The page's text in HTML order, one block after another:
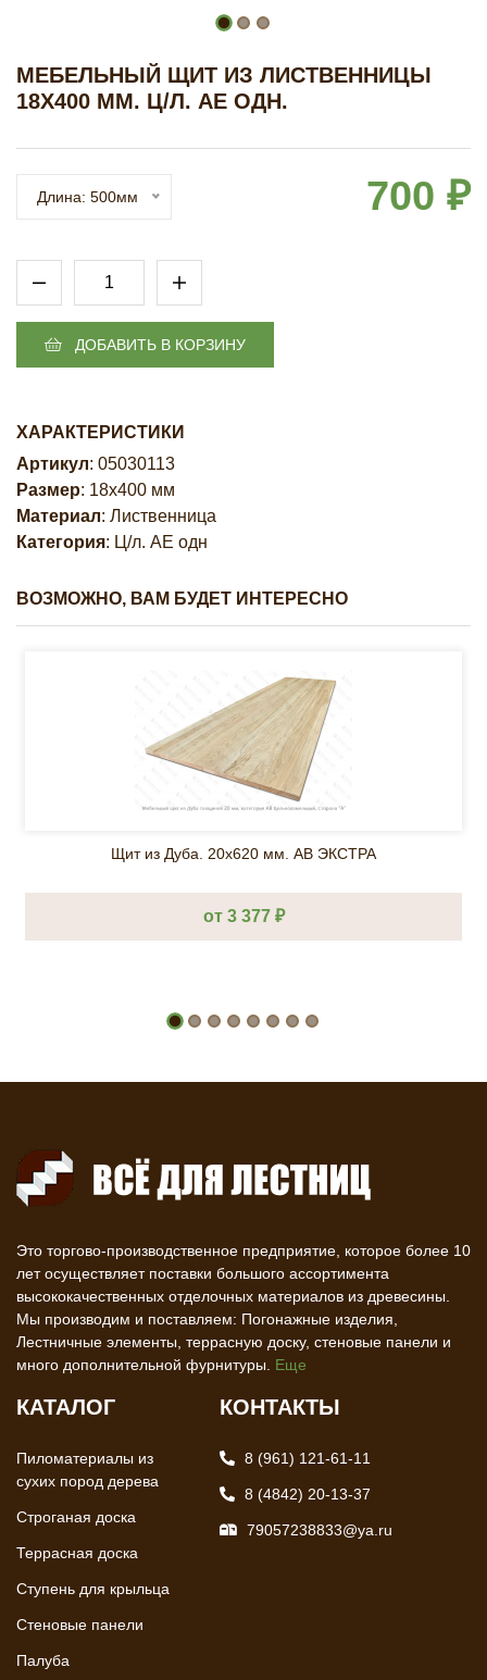
МЕБЕЛЬНЫЙ ЩИТ ИЗ ЛИСТВЕННИЦЫ
18Х400 ММ. Ц/Л. AЕ ОДН.
Длина: 500мм 700 ₽
ДОБАВИТЬ В КОРЗИНУ
ХАРАКТЕРИСТИКИ
Артикул: 05030113
Размер: 18х400 мм
Материал: Лиственница
Категория: Ц/л. AЕ одн
ВОЗМОЖНО, ВАМ БУДЕТ ИНТЕРЕСНО
Щит из Дуба. 20х620 мм. AB ЭКСТРА
от 3 377 ₽
Это торгово-производственное предприятие, которое более 10
лет осуществляет поставки большого ассортимента
высококачественных отделочных материалов из древесины.
Мы производим и поставляем: Погонажные изделия,
Лестничные элементы, террасную доску, стеновые панели и
много дополнительной фурнитуры. Еще
КАТАЛОГ
Пиломатериалы из
сухих пород дерева
Строганая доска
Террасная доска
Ступень для крыльца
Стеновые панели
Палуба
КОНТАКТЫ
8 (961) 121-61-11
8 (4842) 20-13-37
79057238833@ya.ru